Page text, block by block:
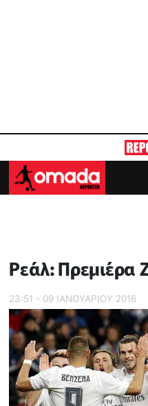
Ρεάλ: Πρεμιέρα
23:51 - 09 ΙΑΝΟΥΑΡΙΟΥ 2016